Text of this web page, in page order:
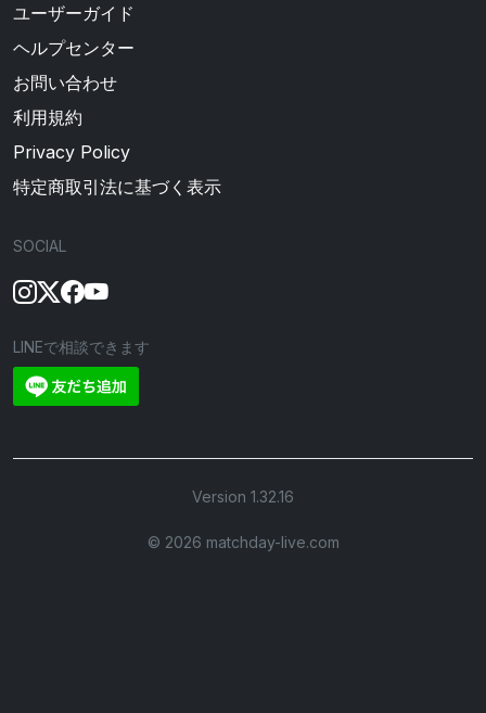
ユーザーガイド
ヘルプセンター
お問い合わせ
利用規約
Privacy Policy
特定商取引法に基づく表示
SOCIAL
LINEで相談できます
Version 1.32.16
©︎ 2026 matchday-live.com